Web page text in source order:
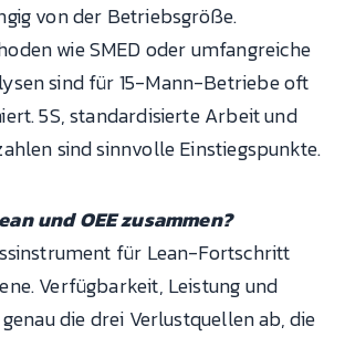
von der Betriebsgröße.
wie SMED oder umfangreiche
sind für 15-Mann-Betriebe oft
5S, standardisierte Arbeit und
sind sinnvolle Einstiegspunkte.
und OEE zusammen?
für Lean-Fortschritt
Verfügbarkeit, Leistung und
die drei Verlustquellen ab, die